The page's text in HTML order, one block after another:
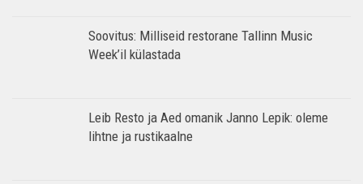
Soovitus: Milliseid restorane Tallinn Music
Week’il külastada
Leib Resto ja Aed omanik Janno Lepik: oleme
lihtne ja rustikaalne